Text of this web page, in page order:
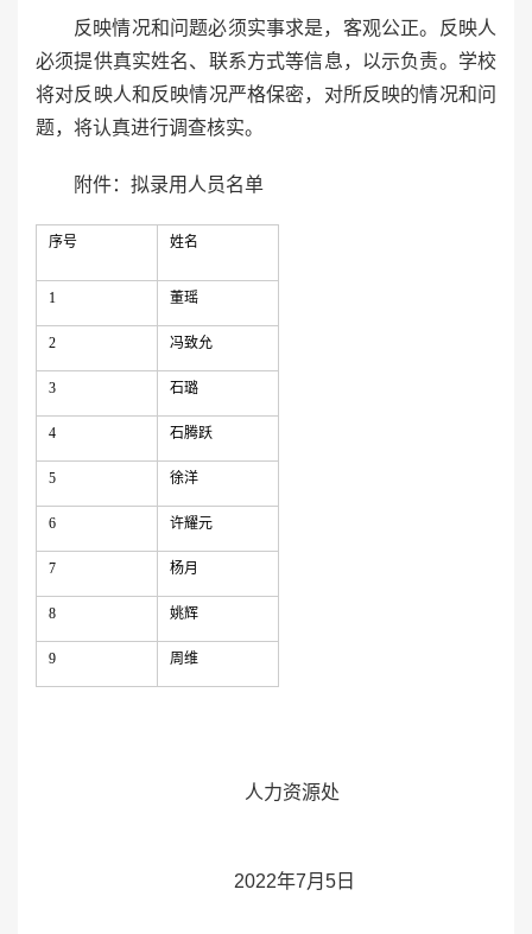
反映情况和问题必须实事求是，客观公正。反映人
必须提供真实姓名、联系方式等信息，以示负责。学校
将对反映人和反映情况严格保密，对所反映的情况和问
题，将认真进行调查核实。
附件：拟录用人员名单
序号 姓名
1 董瑶
2 冯致允
3 石璐
4 石腾跃
5 徐洋
6 许耀元
7 杨月
8 姚辉
9 周维
人力资源处
2022年7月5日